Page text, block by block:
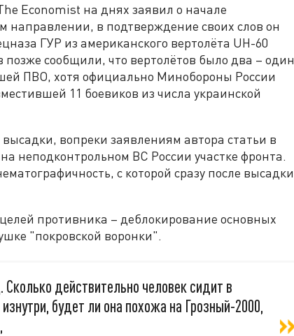
Economist на днях заявил о начале
направлении, в подтверждение своих слов он
ГУР из американского вертолёта UH-60
сообщили, что вертолётов было два – один
ПВО, хотя официально Минобороны России
11 боевиков из числа украинской
вопреки заявлениям автора статьи в
неподконтрольном ВС России участке фронта.
с которой сразу после высадки
противника – деблокирование основных
"покровской воронки".
действительно человек сидит в
будет ли она похожа на Грозный-2000,